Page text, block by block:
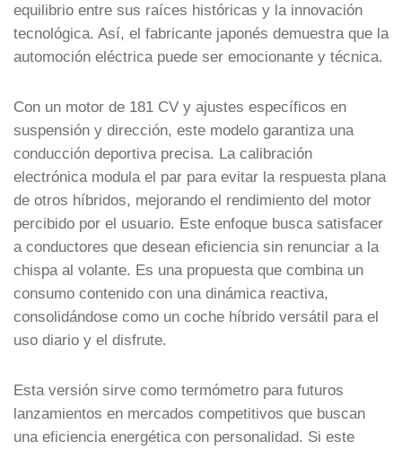
equilibrio entre sus raíces históricas y la innovación
tecnológica. Así, el fabricante japonés demuestra que la
automoción eléctrica puede ser emocionante y técnica.
Con un motor de 181 CV y ajustes específicos en
suspensión y dirección, este modelo garantiza una
conducción deportiva precisa. La calibración
electrónica modula el par para evitar la respuesta plana
de otros híbridos, mejorando el rendimiento del motor
percibido por el usuario. Este enfoque busca satisfacer
a conductores que desean eficiencia sin renunciar a la
chispa al volante. Es una propuesta que combina un
consumo contenido con una dinámica reactiva,
consolidándose como un coche híbrido versátil para el
uso diario y el disfrute.
Esta versión sirve como termómetro para futuros
lanzamientos en mercados competitivos que buscan
una eficiencia energética con personalidad. Si este